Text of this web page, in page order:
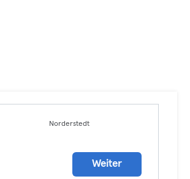
Norderstedt
Weiter